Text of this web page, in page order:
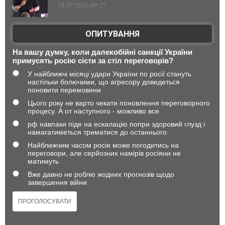
18.07.2026 09:27
ОПИТУВАННЯ
На вашу думку, коли далекобійні санкції України
примусять росію сісти за стіл переговорів?
У найближчі місяці удари України по росії стануть
настільки болючими, що агресору доведеться
поновити перемовини
Цього року не варто чекати поновлення переговорного
процесу. А от наступного - можливо все
рф навпаки піде на ескалацію попри здоровий глузд і
намагатиметься триматися до останнього
Найближчим часом росія може погодитись на
переговори, але серйозних намірів росіяни не
матимуть
Вже давно не роблю жодних прогнозів щодо
завершення війни